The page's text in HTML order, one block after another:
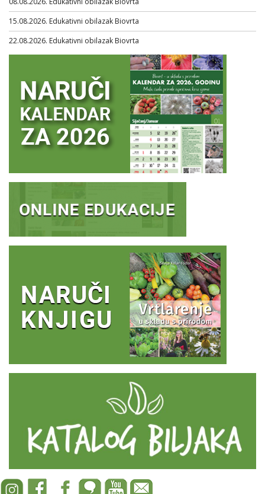
15.08.2026. Edukativni obilazak Biovrta
22.08.2026. Edukativni obilazak Biovrta